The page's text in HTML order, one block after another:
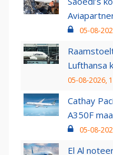
05-08-
Lufthansa
05-08-2026,
Cathay
A350F
05-08-
El Al